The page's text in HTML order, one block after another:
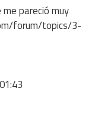
pareció muy
forum/topics/3-